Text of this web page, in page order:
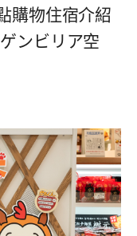
購物住宿介紹
ンビリア空